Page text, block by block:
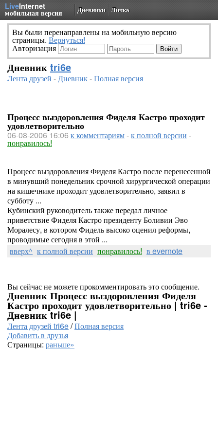
LiveInternet
мобильная версия Дневники Личка
Вы были перенаправлены на мобильную версию
страницы. Вернуться!
Авторизация
Дневник tri6e
Лента друзей -Дневник-Полная версия
Процесс выздоровления Фиделя Кастро проходит
удовлетворительно
06-08-2006 16:06 к комментариям-к полной версии -
понравилось!
Процесс выздоровления Фиделя Кастро после перенесенной
в минувший понедельник срочной хирургической операции
на кишечнике проходит удовлетворительно, заявил в
субботу ...
Кубинский руководитель также передал личное
приветствие Фиделя Кастро президенту Боливии Эво
Моралесу, в котором Фидель высоко оценил реформы,
проводимые сегодня в этой ...
вверх^ к полной версии понравилось! в evernote
Вы сейчас не можете прокомментировать это сообщение.
Дневник Процесс выздоровления Фиделя
Кастро проходит удовлетворительно | tri6e -
Дневник tri6e |
Лента друзей tri6e/Полная версия
Добавить в друзья
Страницы: раньше»